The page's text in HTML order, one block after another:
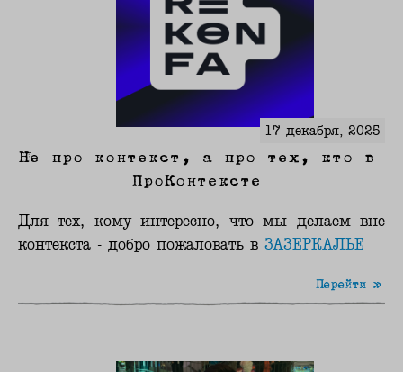
17 декабря, 2025
Не про контекст, а про тех, кто в
ПроКонтексте
Для тех, кому интересно, что мы делаем вне
контекста - добро пожаловать в ЗАЗЕРКАЛЬЕ
Перейти »